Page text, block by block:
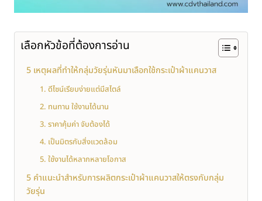
เลือกหัวข้อที่ต้องการอ่าน
5 เหตุผลที่ทำให้กลุ่มวัยรุ่นหันมาเลือกใช้กระเป๋าผ้าแคนวาส
1. ดีไซน์เรียบง่ายแต่มีสไตล์
2. ทนทาน ใช้งานได้นาน
3. ราคาคุ้มค่า จับต้องได้
4. เป็นมิตรกับสิ่งแวดล้อม
5. ใช้งานได้หลากหลายโอกาส
5 คำแนะนำสำหรับการผลิตกระเป๋าผ้าแคนวาสให้ตรงกับกลุ่ม
วัยรุ่น